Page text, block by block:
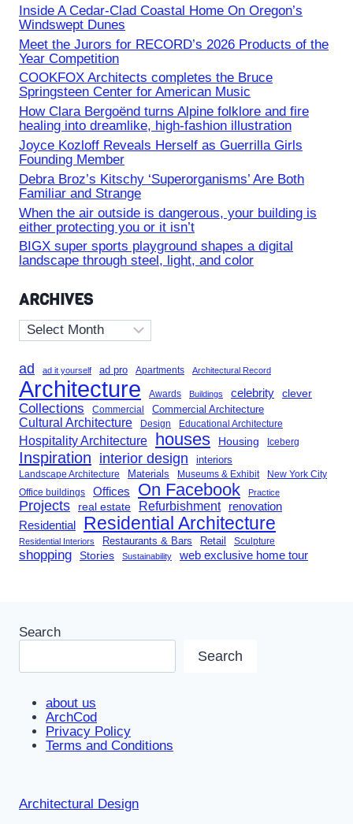
Inside A Cedar-Clad Coastal Home On Oregon’s
Windswept Dunes
Meet the Jurors for RECORD’s 2026 Products of the
Year Competition
COOKFOX Architects completes the Bruce
Springsteen Center for American Music
How Clara Bergoënd turns Alpine folklore and fire
healing into dreamlike, high-fashion illustration
Joyce Kozloff Reveals Herself as Guerrilla Girls
Founding Member
Debra Broz’s Kitschy ‘Superorganisms’ Are Both
Familiar and Strange
When the air outside is dangerous, your building is
either protecting you or it isn’t
BIGX super sports playground shapes a digital
landscape through steel, light, and color
ARCHIVES
Archives
ad ad it yourself ad pro Apartments Architectural Record
Architecture Awards Buildings celebrity clever
Collections Commercial Commercial Architecture
Cultural Architecture Design Educational Architecture
Hospitality Architecture houses Housing Iceberg
Inspiration interior design interiors
Landscape Architecture Materials Museums & Exhibit New York City
Office buildings Offices On Facebook Practice
Projects real estate Refurbishment renovation
Residential Residential Architecture
Residential Interiors Restaurants & Bars Retail Sculpture
shopping Stories Sustainability web exclusive home tour
Search
Search
about us
ArchCod
Privacy Policy
Terms and Conditions
Architectural Design